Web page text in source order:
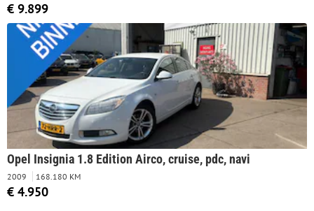
€ 9.899
Opel Insignia 1.8 Edition Airco, cruise, pdc, navi
2009 168.180 KM
€ 4.950